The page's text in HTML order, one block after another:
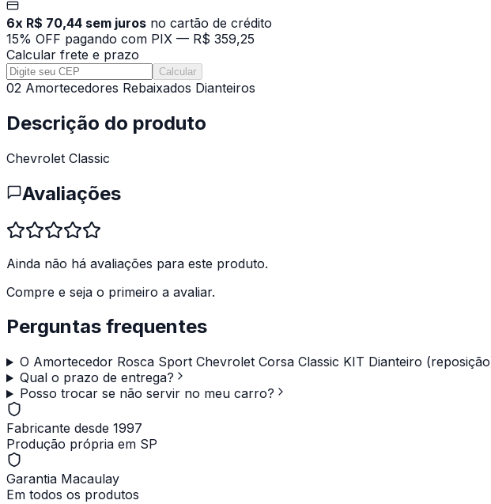
6x R$ 70,44 sem juros no cartão de crédito
15% OFF pagando com PIX — R$ 359,25
Calcular frete e prazo
Calcular
02 Amortecedores Rebaixados Dianteiros
Descrição do produto
Chevrolet Classic
Avaliações
Ainda não há avaliações para este produto.
Compre e seja o primeiro a avaliar.
Perguntas frequentes
O Amortecedor Rosca Sport Chevrolet Corsa Classic KIT Dianteiro
Qual o prazo de entrega?
Posso trocar se não servir no meu carro?
Fabricante desde 1997
Produção própria em SP
Garantia Macaulay
Em todos os produtos